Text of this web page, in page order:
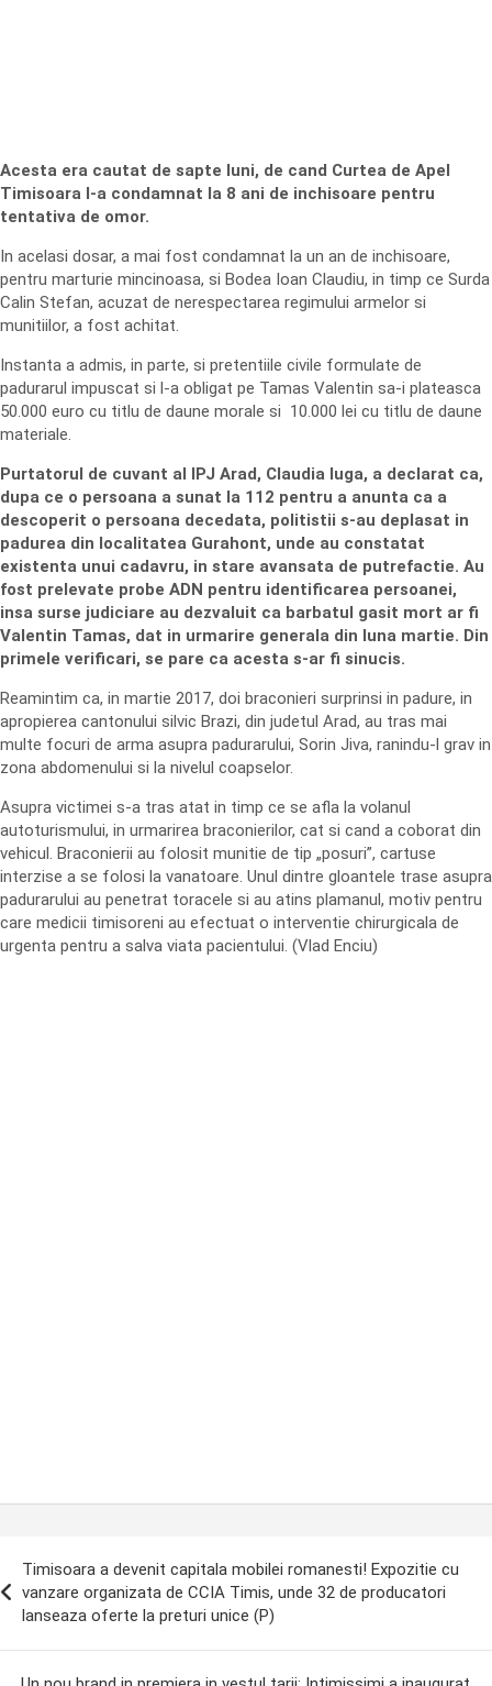
Acesta era cautat de sapte luni, de cand Curtea de Apel
Timisoara l-a condamnat la 8 ani de inchisoare pentru
tentativa de omor.
In acelasi dosar, a mai fost condamnat la un an de inchisoare,
pentru marturie mincinoasa, si Bodea Ioan Claudiu, in timp ce Surda
Calin Stefan, acuzat de nerespectarea regimului armelor si
munitiilor, a fost achitat.
Instanta a admis, in parte, si pretentiile civile formulate de
padurarul impuscat si l-a obligat pe Tamas Valentin sa-i plateasca
50.000 euro cu titlu de daune morale si 10.000 lei cu titlu de daune
materiale.
Purtatorul de cuvant al IPJ Arad, Claudia Iuga, a declarat ca,
dupa ce o persoana a sunat la 112 pentru a anunta ca a
descoperit o persoana decedata, politistii s-au deplasat in
padurea din localitatea Gurahont, unde au constatat
existenta unui cadavru, in stare avansata de putrefactie. Au
fost prelevate probe ADN pentru identificarea persoanei,
insa surse judiciare au dezvaluit ca barbatul gasit mort ar fi
Valentin Tamas, dat in urmarire generala din luna martie. Din
primele verificari, se pare ca acesta s-ar fi sinucis.
Reamintim ca, in martie 2017, doi braconieri surprinsi in padure, in
apropierea cantonului silvic Brazi, din judetul Arad, au tras mai
multe focuri de arma asupra padurarului, Sorin Jiva, ranindu-l grav in
zona abdomenului si la nivelul coapselor.
Asupra victimei s-a tras atat in timp ce se afla la volanul
autoturismului, in urmarirea braconierilor, cat si cand a coborat din
vehicul. Braconierii au folosit munitie de tip „posuri”, cartuse
interzise a se folosi la vanatoare. Unul dintre gloantele trase asupra
padurarului au penetrat toracele si au atins plamanul, motiv pentru
care medicii timisoreni au efectuat o interventie chirurgicala de
urgenta pentru a salva viata pacientului. (Vlad Enciu)
Timisoara a devenit capitala mobilei romanesti! Expozitie cu
vanzare organizata de CCIA Timis, unde 32 de producatori
lanseaza oferte la preturi unice (P)